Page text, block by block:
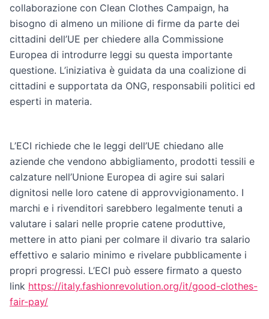
collaborazione con Clean Clothes Campaign, ha
bisogno di almeno un milione di firme da parte dei
cittadini dell’UE per chiedere alla Commissione
Europea di introdurre leggi su questa importante
questione. L’iniziativa è guidata da una coalizione di
cittadini e supportata da ONG, responsabili politici ed
esperti in materia.
L’ECI richiede che le leggi dell’UE chiedano alle
aziende che vendono abbigliamento, prodotti tessili e
calzature nell’Unione Europea di agire sui salari
dignitosi nelle loro catene di approvvigionamento. I
marchi e i rivenditori sarebbero legalmente tenuti a
valutare i salari nelle proprie catene produttive,
mettere in atto piani per colmare il divario tra salario
effettivo e salario minimo e rivelare pubblicamente i
propri progressi. L’ECI può essere firmato a questo
link https://italy.fashionrevolution.org/it/good-clothes-
fair-pay/